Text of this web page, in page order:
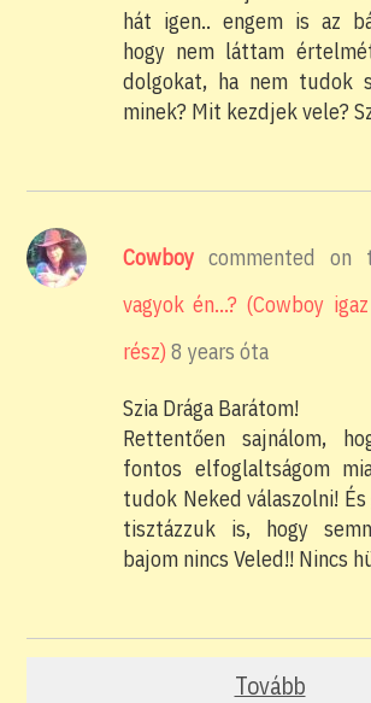
hát igen.. engem is az
hogy nem láttam
dolgokat, ha nem tudok
minek? Mit kezdjek vele?
Cowboy commented on
vagyok én…? (Cowboy
rész) 8 years óta
Szia Drága Barátom!
Rettentően sajnálom,
fontos elfoglaltságom
tudok Neked válaszolni!
tisztázzuk is, hogy
bajom nincs Veled!! Nincs
Tovább